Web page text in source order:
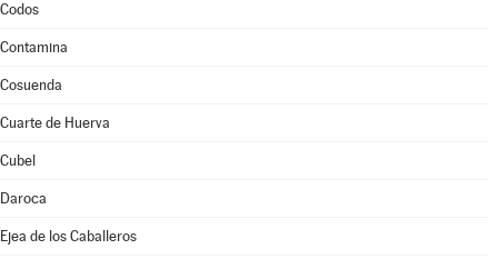
Codos
Contamina
Cosuenda
Cuarte de Huerva
Cubel
Daroca
Ejea de los Caballeros